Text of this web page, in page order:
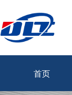
首页